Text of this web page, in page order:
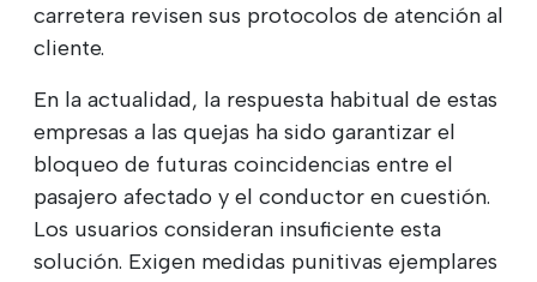
carretera revisen sus protocolos de atención al
cliente.
En la actualidad, la respuesta habitual de estas
empresas a las quejas ha sido garantizar el
bloqueo de futuras coincidencias entre el
pasajero afectado y el conductor en cuestión.
Los usuarios consideran insuficiente esta
solución. Exigen medidas punitivas ejemplares